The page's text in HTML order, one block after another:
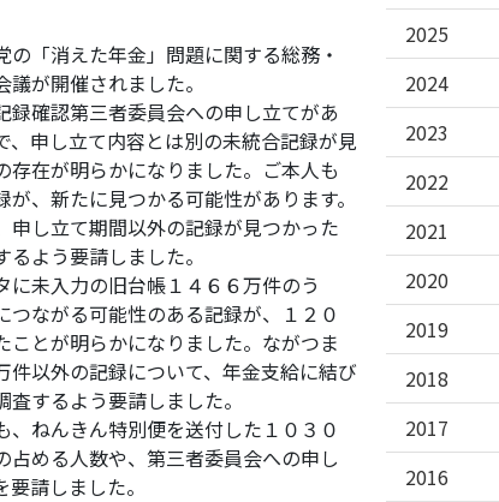
の「消えた年金」問題に関する総務・
が開催されました。
録確認第三者委員会への申し立てがあ
、申し立て内容とは別の未統合記録が見
存在が明らかになりました。ご本人も
が、新たに見つかる可能性があります。
申し立て期間以外の記録が見つかった
よう要請しました。
未入力の旧台帳１４６６万件のう
つながる可能性のある記録が、１２０
ことが明らかになりました。ながつま
件以外の記録について、年金支給に結び
査するよう要請しました。
ねんきん特別便を送付した１０３０
める人数や、第三者委員会への申し
請しました。
2025
2024
2023
2022
2021
2020
2019
2018
2017
2016